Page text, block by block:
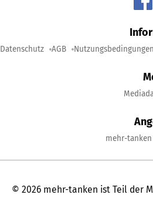
Datenschutz AGB Nutzungsbedingungen
mehr-
© 2026 mehr-tanken ist Teil der